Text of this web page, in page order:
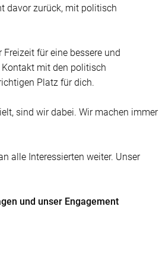
davor zurück, mit politisch
für eine bessere und
mit den politisch
Platz für dich.
sind wir dabei. Wir machen immer
alle Interessierten weiter. Unser
und unser Engagement